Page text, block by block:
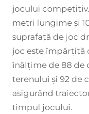
jocului
metri lungime și
suprafață de joc
joc este împărțită
înălțime de 88 de
terenului și 92 de
asigurând
timpul jocului.